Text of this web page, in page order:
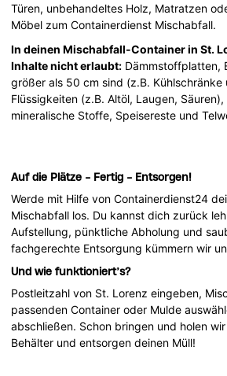
Türen, unbehandeltes Holz, Matratzen
Möbel zum Containerdienst Mischabfall.
In deinen Mischabfall-Container in St.
Inhalte nicht erlaubt: Dämmstoffplatten,
größer als 50 cm sind (z.B. Kühlschränke
Flüssigkeiten (z.B. Altöl, Laugen,
mineralische Stoffe, Speisereste und
Auf die Plätze - Fertig - Entsorgen!
Werde mit Hilfe von Containerdienst24
Mischabfall los. Du kannst dich zurück
Aufstellung, pünktliche Abholung und
fachgerechte Entsorgung kümmern wir
Und wie funktioniert’s?
Postleitzahl von St. Lorenz eingeben,
passenden Container oder Mulde
abschließen. Schon bringen und holen
Behälter und entsorgen deinen Müll!